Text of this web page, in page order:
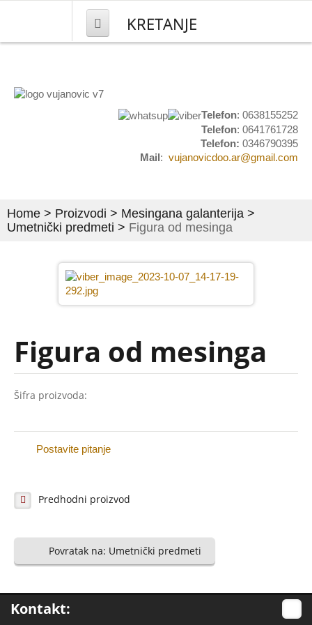
Telefon: 0638155252
Telefon: 0641761728
Telefon: 0346790395
Mail: vujanovicdoo.ar@gmail.com
KRETANJE
PROIZVODI
Grbovi i plakete
Umetnički predmeti
Pločice za ulazna vrata
Galanterija za nadgrobne
spomenike
Alke
Pločice sa natpisom
Ruže i ukrasi
Inoks-prohrom
Home > Proizvodi > Mesingana galanterija >
Umetnički predmeti > Figura od mesinga
Figura od mesinga
Šifra proizvoda:
Postavite pitanje
Predhodni proizvod
Povratak na: Umetnički predmeti
Kontakt: